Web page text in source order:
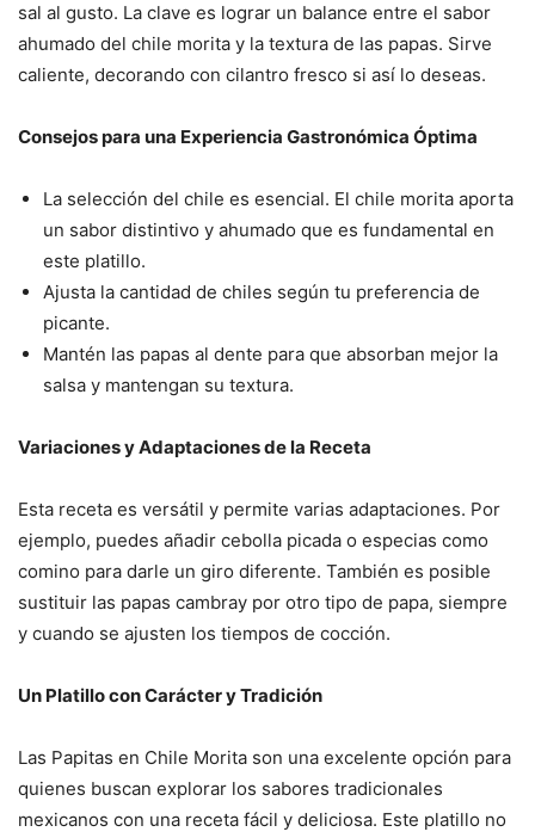
sal al gusto. La clave es lograr un balance entre el sabor
ahumado del chile morita y la textura de las papas. Sirve
caliente, decorando con cilantro fresco si así lo deseas.
Consejos para una Experiencia Gastronómica Óptima
La selección del chile es esencial. El chile morita aporta
un sabor distintivo y ahumado que es fundamental en
este platillo.
Ajusta la cantidad de chiles según tu preferencia de
picante.
Mantén las papas al dente para que absorban mejor la
salsa y mantengan su textura.
Variaciones y Adaptaciones de la Receta
Esta receta es versátil y permite varias adaptaciones. Por
ejemplo, puedes añadir cebolla picada o especias como
comino para darle un giro diferente. También es posible
sustituir las papas cambray por otro tipo de papa, siempre
y cuando se ajusten los tiempos de cocción.
Un Platillo con Carácter y Tradición
Las Papitas en Chile Morita son una excelente opción para
quienes buscan explorar los sabores tradicionales
mexicanos con una receta fácil y deliciosa. Este platillo no